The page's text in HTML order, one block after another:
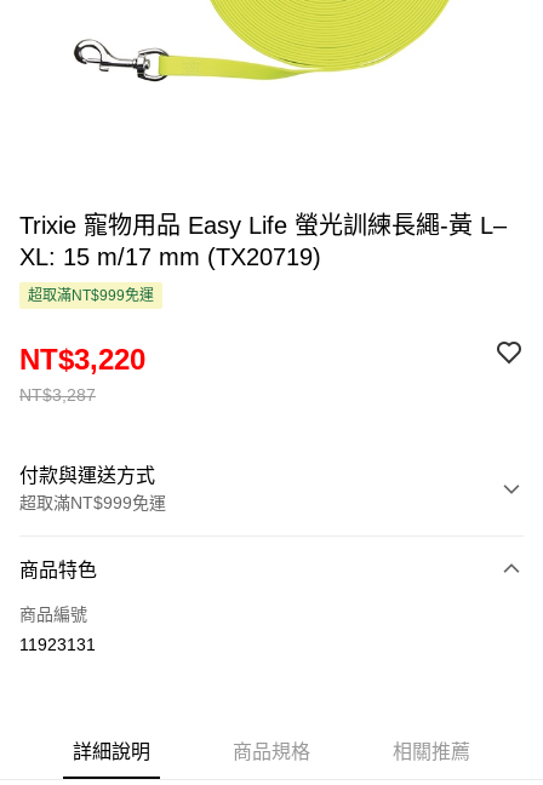
Trixie 寵物用品 Easy Life 螢光訓練長繩-黃 L–
XL: 15 m/17 mm (TX20719)
超取滿NT$999免運
NT$3,287
NT$3,220
付款與運送方式
超取滿NT$999免運
信用卡一次付款
超商取貨付款
街口支付
商品特色
商品編號
11923131
詳細說明 商品規格 相關推薦